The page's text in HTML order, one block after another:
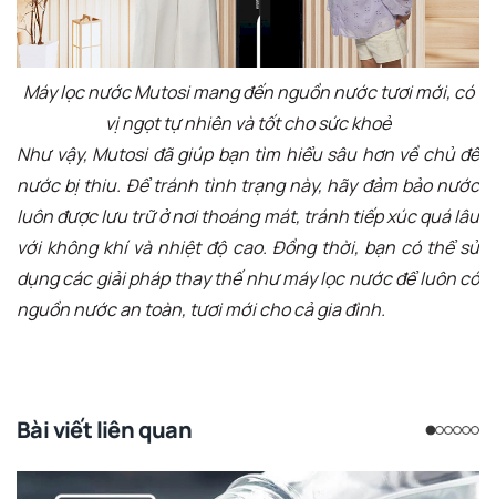
Máy lọc nước Mutosi mang đến nguồn nước tươi mới, có
vị ngọt tự nhiên và tốt cho sức khoẻ
Như vậy, Mutosi đã giúp bạn tìm hiểu sâu hơn về chủ đề
nước bị thiu. Để tránh tình trạng này, hãy đảm bảo nước
luôn được lưu trữ ở nơi thoáng mát, tránh tiếp xúc quá lâu
với không khí và nhiệt độ cao. Đồng thời, bạn có thể sử
dụng các giải pháp thay thế như máy lọc nước để luôn có
nguồn nước an toàn, tươi mới cho cả gia đình.
Bài viết liên quan